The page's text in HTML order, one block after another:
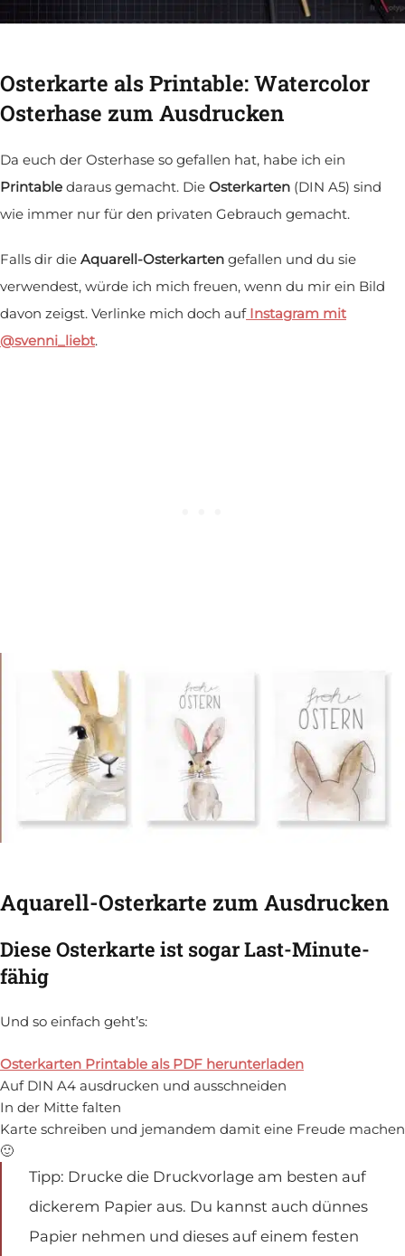
Osterkarte als Printable: Watercolor
Osterhase zum Ausdrucken
Da euch der Osterhase so gefallen hat, habe ich ein
Printable daraus gemacht. Die Osterkarten (DIN A5) sind
wie immer nur für den privaten Gebrauch gemacht.
Falls dir die Aquarell-Osterkarten gefallen und du sie
verwendest, würde ich mich freuen, wenn du mir ein Bild
davon zeigst. Verlinke mich doch aufInstagram mit
@svenni_liebt.
Aquarell-Osterkarte zum Ausdrucken
Diese Osterkarte ist sogar Last-Minute-
fähig
Und so einfach geht’s:
Osterkarten Printable als PDF herunterladen
Auf DIN A4 ausdrucken und ausschneiden
In der Mitte falten
Karte schreiben und jemandem damit eine Freude machen
🙂
Tipp: Drucke die Druckvorlage am besten auf
dickerem Papier aus. Du kannst auch dünnes
Papier nehmen und dieses auf einem festen